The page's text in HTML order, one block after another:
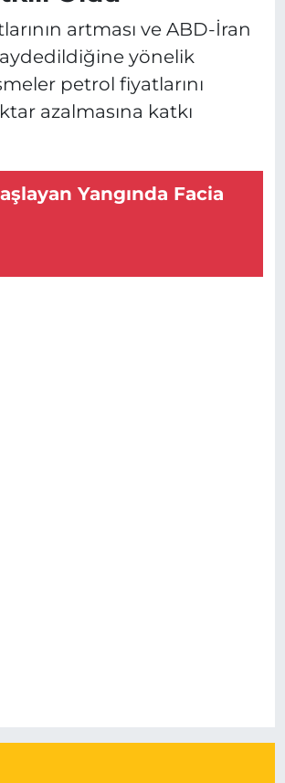
artması ve ABD-İran
yönelik
petrol fiyatlarını
azalmasına katkı
Yangında Facia